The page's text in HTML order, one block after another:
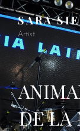
SARA
Artist
DE LA